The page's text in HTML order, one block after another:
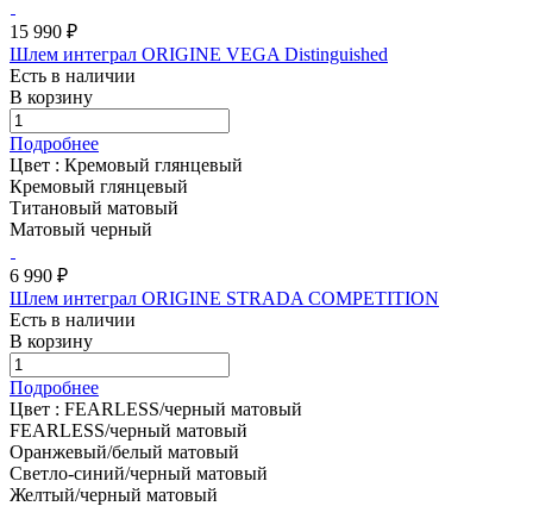
15 990 ₽
Шлем интеграл ORIGINE VEGA Distinguished
Есть в наличии
В корзину
Подробнее
Цвет : Кремовый глянцевый
Кремовый глянцевый
Титановый матовый
Матовый черный
6 990 ₽
Шлем интеграл ORIGINE STRADA COMPETITION
Есть в наличии
В корзину
Подробнее
Цвет : FEARLESS/черный матовый
FEARLESS/черный матовый
Оранжевый/белый матовый
Светло-синий/черный матовый
Желтый/черный матовый